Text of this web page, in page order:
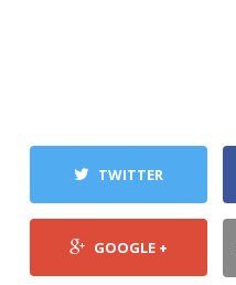
TWITTER
GOOGLE +